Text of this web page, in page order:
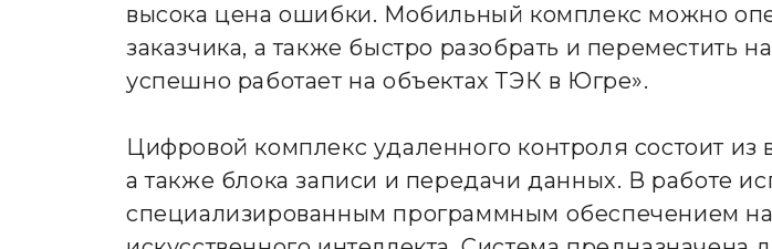
высока цена ошибки. Мобильный комплекс можно
заказчика, а также быстро разобрать и переместить
успешно работает на объектах ТЭК в Югре».
Цифровой комплекс удаленного контроля состоит
а также блока записи и передачи данных. В работе
специализированным программным обеспечением